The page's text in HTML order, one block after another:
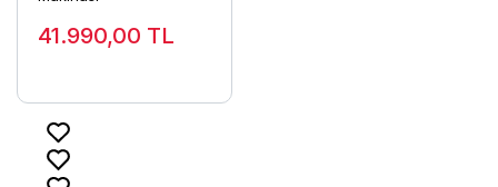
41.990,00 TL